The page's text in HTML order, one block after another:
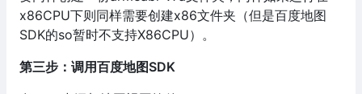
x86CPU下则同样需要创建x86文件夹（但是百度地图
SDK的so暂时不支持X86CPU）。
第三步：调用百度地图SDK